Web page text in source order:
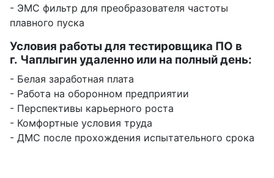
- ЭМС фильтр для преобразователя частоты
плавного пуска
Условия работы для тестировщика ПО в
г. Чаплыгин удаленно или на полный день:
- Белая заработная плата
- Работа на оборонном предприятии
- Перспективы карьерного роста
- Комфортные условия труда
- ДМС после прохождения испытательного срока